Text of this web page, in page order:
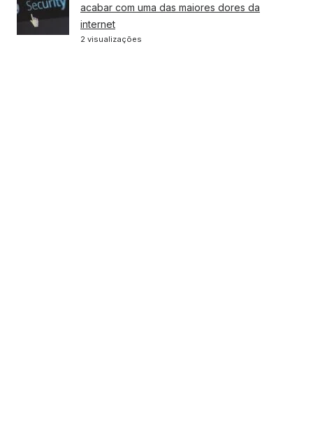
acabar com uma das maiores dores da
internet
2 visualizações